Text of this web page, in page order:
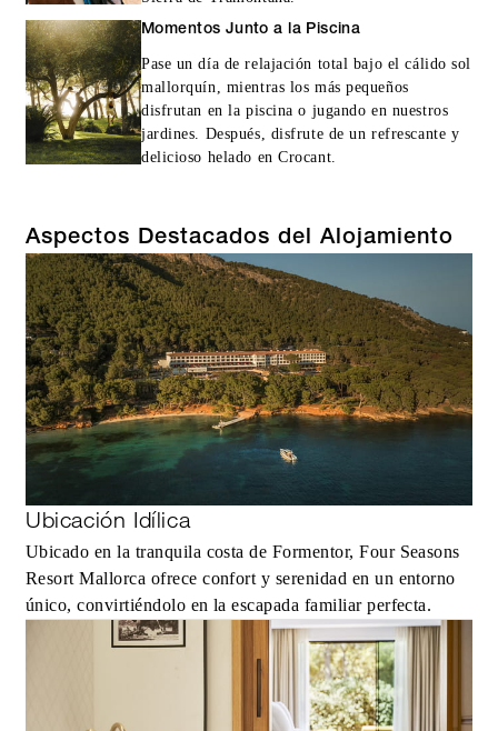
Momentos Junto a la Piscina
Pase un día de relajación total bajo el cálido sol
mallorquín, mientras los más pequeños
disfrutan en la piscina o jugando en nuestros
jardines. Después, disfrute de un refrescante y
delicioso helado en Crocant.
Aspectos Destacados del Alojamiento
Ubicación Idílica
Ubicado en la tranquila costa de Formentor, Four Seasons
Resort Mallorca ofrece confort y serenidad en un entorno
único, convirtiéndolo en la escapada familiar perfecta.